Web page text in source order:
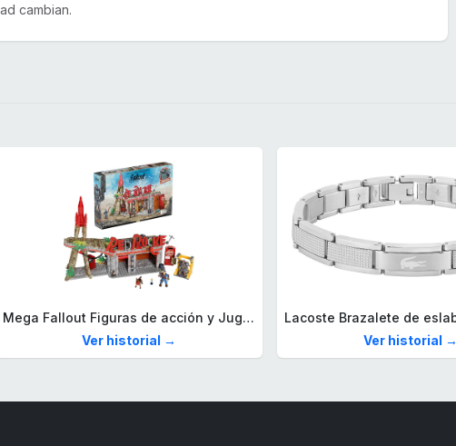
cambian.
Mega Fallout Figuras de acción y Juguetes de construcción, Parada de Camiones Red Rocket con 824 Piezas, 2 Personajes articulados y Accesorios, para coleccionistas, HXT00
Ver historial →
Ver historial →